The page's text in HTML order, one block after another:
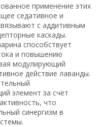
применение этих
седативное и
с аддитивным
каскады.
способствует
и повышению
модулирующий
действие лаванды.
элемент за счёт
что
синергизм в